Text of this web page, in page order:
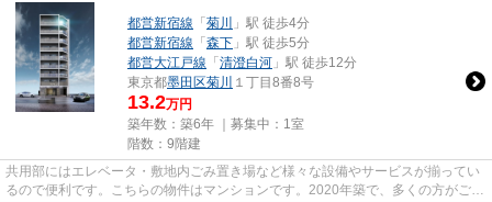
都営新宿線 「 菊川
」駅 徒歩4分
都営新宿線 「 森下 」駅 徒歩5分
都営大江戸線 「 清澄白河 」駅 徒歩12分
東京都墨田区菊川 １丁目8番8号
13.2万円
築年数：築6年 ｜募集中： 1室
階数：9階建
共用部にはエレベータ・敷地内ごみ置き場など様々な設備やサービスが揃ってい
るので便利です。こちらの物件はマンションです。2020年築で、多くの方がご満